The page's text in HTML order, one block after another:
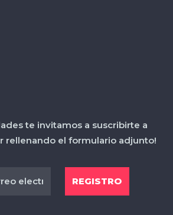
te invitamos a suscribirte a
rellenando el formulario adjunto!